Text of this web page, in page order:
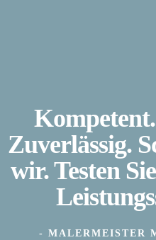
Zuverlässig.
wir. Testen
- MALERMEISTER